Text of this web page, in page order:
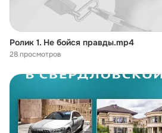
Ролик 1. Не бойся правды.mp4
28 просмотров